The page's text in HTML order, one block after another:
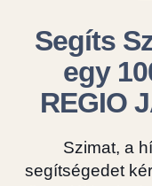
Segíts
egy
REGIO
Szimat, a
segítségedet